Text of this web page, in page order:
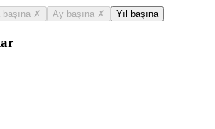
başına ✗ Ay başına ✗ Yıl başına